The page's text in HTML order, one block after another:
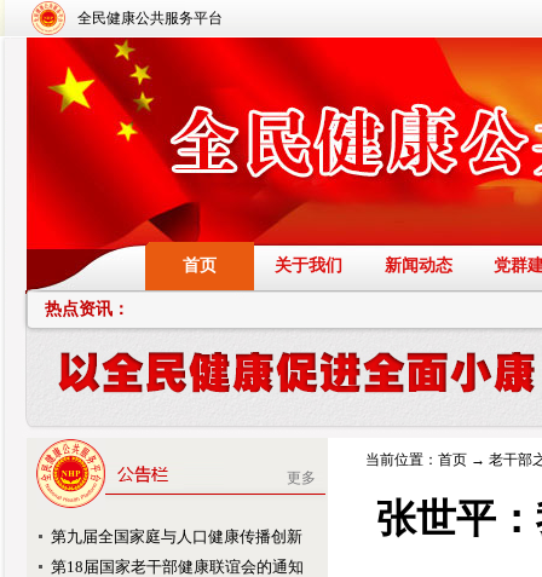
全民健康公共服务平台
首页 关于我们 新闻动态 党群
热点资讯：
更多
第九届全国家庭与人口健康传播创新
第18届国家老干部健康联谊会的通知
当前位置： 首页 → 老干部
张世平